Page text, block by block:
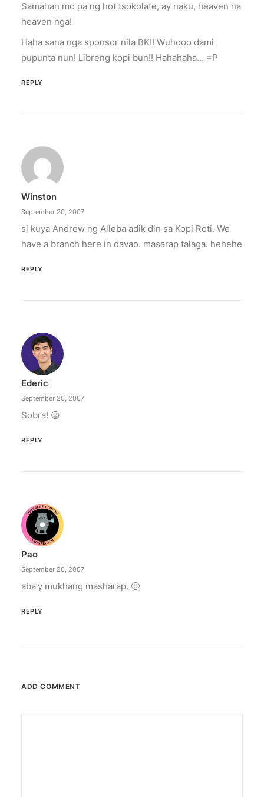
Samahan mo pa ng hot tsokolate, ay naku, heaven na
heaven nga!
Haha sana nga sponsor nila BK!! Wuhooo dami
pupunta nun! Libreng kopi bun!! Hahahaha… =P
REPLY
Winston
September 20, 2007
si kuya Andrew ng Alleba adik din sa Kopi Roti. We
have a branch here in davao. masarap talaga. hehehe
REPLY
Ederic
September 20, 2007
Sobra! 😉
REPLY
Pao
September 20, 2007
aba’y mukhang masharap. 🙂
REPLY
ADD COMMENT